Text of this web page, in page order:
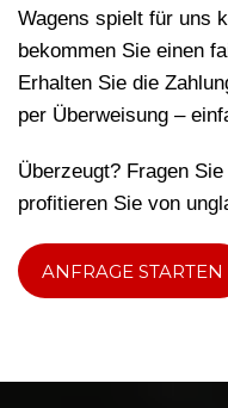
Wagens spielt für uns
bekommen Sie einen
Erhalten Sie die
per Überweisung –
Überzeugt? Fragen
profitieren Sie von
ANFRAGE STARTEN